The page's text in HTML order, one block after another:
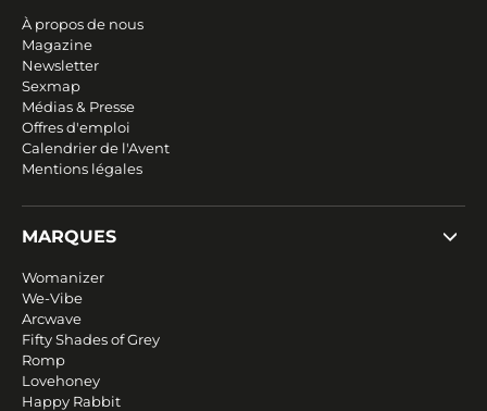
À propos de nous
Magazine
Newsletter
Sexmap
Médias & Presse
Offres d'emploi
Calendrier de l'Avent
Mentions légales
MARQUES
Womanizer
We-Vibe
Arcwave
Fifty Shades of Grey
Romp
Lovehoney
Happy Rabbit